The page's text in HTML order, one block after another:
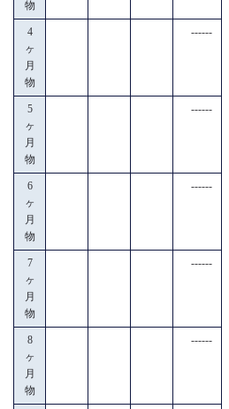
物
4
ヶ
月
物
------
5
ヶ
月
物
------
6
ヶ
月
物
------
7
ヶ
月
物
------
8
ヶ
月
物
------